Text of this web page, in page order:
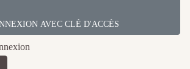
AVEC CLÉ D'ACCÈS